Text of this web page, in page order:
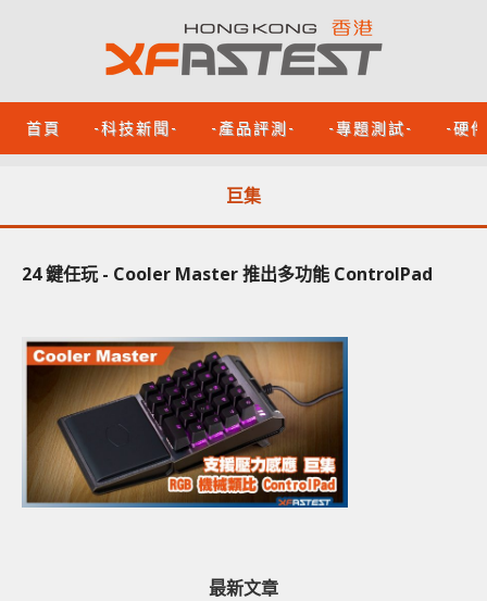
首頁 -科技新聞- -產品評測- -專題測試- -硬
巨集
24 鍵任玩 - Cooler Master 推出多功能 ControlPad
最新文章